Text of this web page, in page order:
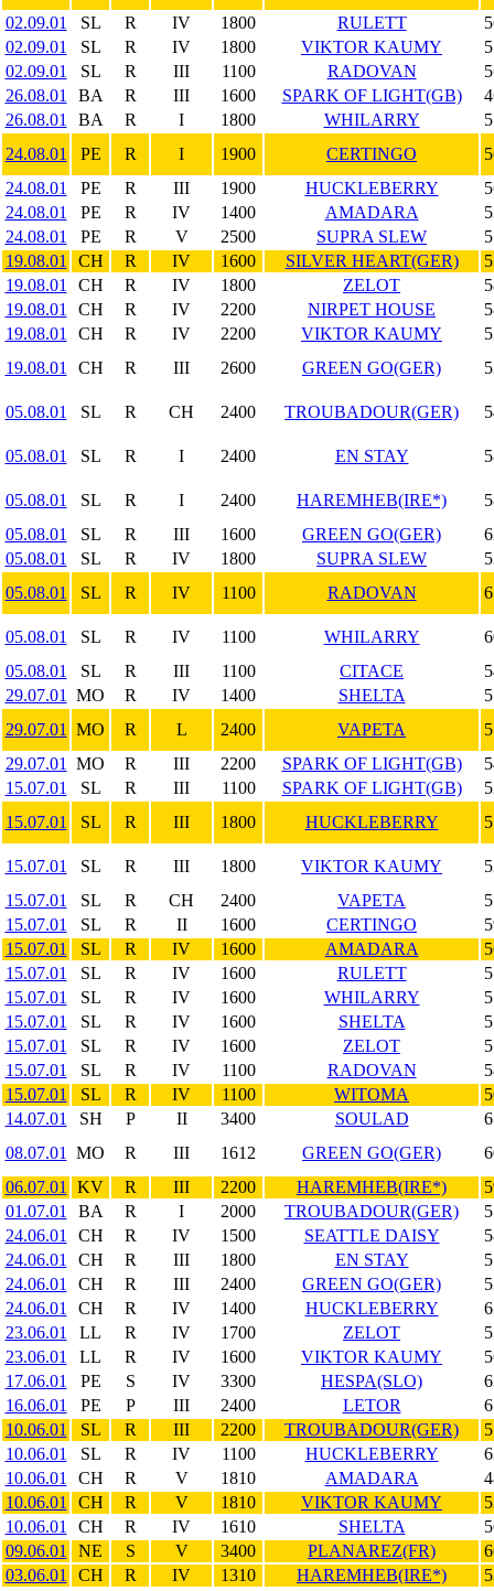
02.09.01 SL R IV 1800 RULETT
02.09.01
SL R IV 1800 VIKTOR KAUMY
02.09.01
SL R III 1100 RADOVAN
26.08.01
BA R III 1600 SPARK OF LIGHT(GB)
26.08.01
BA R I 1800 WHILARRY
24.08.01
PE R I 1900 CERTINGO
24.08.01
PE R III 1900 HUCKLEBERRY
24.08.01
PE R IV 1400 AMADARA
24.08.01
PE R V 2500 SUPRA SLEW
19.08.01
CH R IV 1600 SILVER HEART(GER)
19.08.01
CH R IV 1800 ZELOT
19.08.01
CH R IV 2200 NIRPET HOUSE
19.08.01
CH R IV 2200 VIKTOR KAUMY
19.08.01
CH R III 2600 GREEN GO(GER)
05.08.01 SL R CH 2400 TROUBADOUR(GER)
05.08.01 SL R I 2400 EN STAY
05.08.01 SL R I 2400 HAREMHEB(IRE*)
05.08.01
SL R III 1600 GREEN GO(GER)
05.08.01
SL R IV 1800 SUPRA SLEW
05.08.01
SL R IV 1100 RADOVAN
05.08.01 SL R IV 1100 WHILARRY
05.08.01
SL R III 1100 CITACE
29.07.01
MO R IV 1400 SHELTA
29.07.01
MO R L 2400 VAPETA
29.07.01
MO R III 2200 SPARK OF LIGHT(GB)
15.07.01
SL R III 1100 SPARK OF LIGHT(GB)
15.07.01
SL R III 1800 HUCKLEBERRY
15.07.01 SL R III 1800 VIKTOR KAUMY
15.07.01
SL R CH 2400 VAPETA
15.07.01
SL R II 1600 CERTINGO
15.07.01
SL R IV 1600 AMADARA
15.07.01
SL R IV 1600 RULETT
15.07.01
SL R IV 1600 WHILARRY
15.07.01
SL R IV 1600 SHELTA
15.07.01
SL R IV 1600 ZELOT
15.07.01
SL R IV 1100 RADOVAN
15.07.01
SL R IV 1100 WITOMA
14.07.01
SH P II 3400 SOULAD
08.07.01
MO R III 1612 GREEN GO(GER)
06.07.01
KV R III 2200 HAREMHEB(IRE*)
01.07.01
BA R I 2000 TROUBADOUR(GER)
24.06.01
CH R IV 1500 SEATTLE DAISY
24.06.01
CH R III 1800 EN STAY
24.06.01
CH R III 2400 GREEN GO(GER)
24.06.01
CH R IV 1400 HUCKLEBERRY
23.06.01
LL R IV 1700 ZELOT
23.06.01
LL R IV 1600 VIKTOR KAUMY
17.06.01
PE S IV 3300 HESPA(SLO)
16.06.01
PE P III 2400 LETOR
10.06.01
SL R III 2200 TROUBADOUR(GER)
10.06.01
SL R IV 1100 HUCKLEBERRY
10.06.01
CH R V 1810 AMADARA
10.06.01
CH R V 1810 VIKTOR KAUMY
10.06.01
CH R IV 1610 SHELTA
09.06.01
NE S V 3400 PLANAREZ(FR)
03.06.01
CH R IV 1310 HAREMHEB(IRE*)